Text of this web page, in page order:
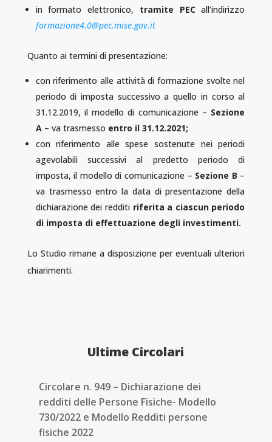
in formato elettronico, tramite PECall’indirizzo
formazione4.0@pec.mise.gov.it
Quanto ai termini di presentazione:
con riferimento alle attività di formazione svolte nel
periodo di imposta successivo a quello in corso al
31.12.2019, il modello di comunicazione – Sezione
A– va trasmesso entro il 31.12.2021;
con riferimento alle spese sostenute nei periodi
agevolabili successivi al predetto periodo di
imposta, il modello di comunicazione – Sezione B –
va trasmesso entro la data di presentazione della
dichiarazione dei redditi riferita a ciascun periodo
di imposta di effettuazione degli investimenti.
Lo Studio rimane a disposizione per eventuali ulteriori
chiarimenti.
Ultime Circolari
Circolare n. 949 – Dichiarazione dei
redditi delle Persone Fisiche- Modello
730/2022 e Modello Redditi persone
fisiche 2022